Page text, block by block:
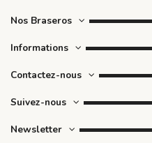
Nos Braseros
Informations
Contactez-nous
Suivez-nous
Newsletter